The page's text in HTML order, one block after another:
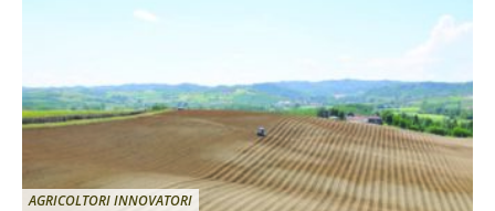
AGRICOLTORI INNOVATORI